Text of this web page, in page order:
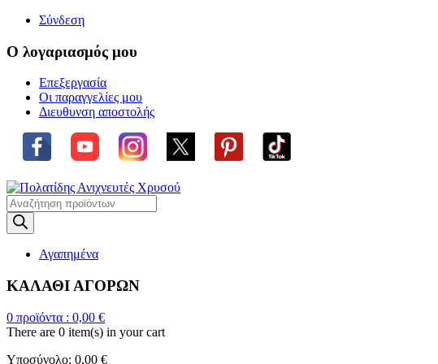
Σύνδεση
Ο λογαριασμός μου
Επεξεργασία
Οι παραγγελίες μου
Διευθυνση αποστολής
Products
search
Αγαπημένα
ΚΑΛΑΘΙ ΑΓΟΡΩΝ
0 προϊόντα : 0,00 €
There are 0 item(s) in your cart
Υποσύνολο: 0,00 €